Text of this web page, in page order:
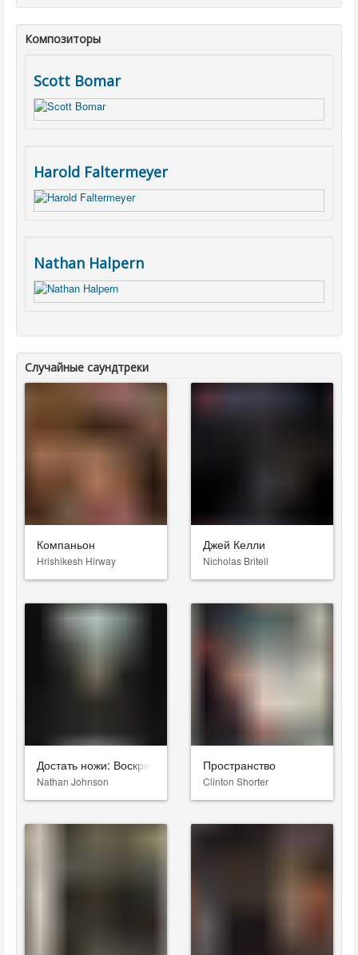
Композиторы
Scott Bomar
Harold Faltermeyer
Nathan Halpern
Случайные саундтреки
Компаньон
Hrishikesh Hirway
Джей Келли
Nicholas Britell
Достать ножи: Воскрешение покойника
Nathan Johnson
Пространство
Clinton Shorter